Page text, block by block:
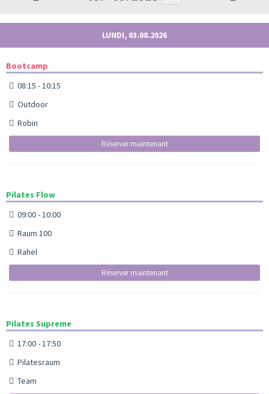
LUNDI, 03.08.2026
Bootcamp
08:15 - 10:15
Outdoor
Robin
Réserver maintenant
Pilates Flow
09:00 - 10:00
Raum 100
Rahel
Réserver maintenant
Pilates Supreme
17:00 - 17:50
Pilatesraum
Team